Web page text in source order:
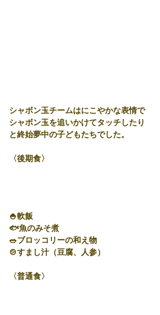
シャボン玉チームはにこやかな表情で
シャボン玉を追いかけてタッチしたり
と終始夢中の子どもたちでした。
〈後期食〉
🍚軟飯
🐟魚のみそ煮
🥗ブロッコリーの和え物
🍲すまし汁（豆腐、人参）
〈普通食〉